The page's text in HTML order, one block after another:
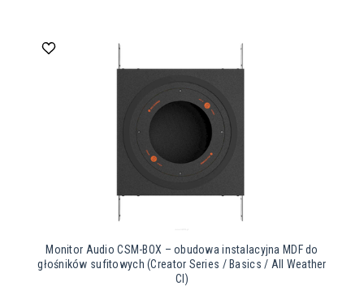
Monitor Audio CSM-BOX – obudowa instalacyjna MDF do
głośników sufitowych (Creator Series / Basics / All Weather
CI)